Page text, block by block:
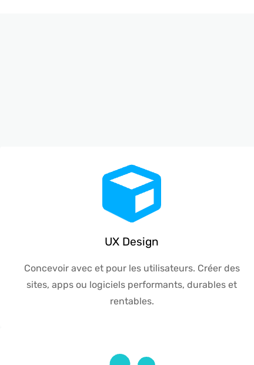
UX Design
Concevoir avec et pour les utilisateurs. Créer des
sites, apps ou logiciels performants, durables et
rentables.